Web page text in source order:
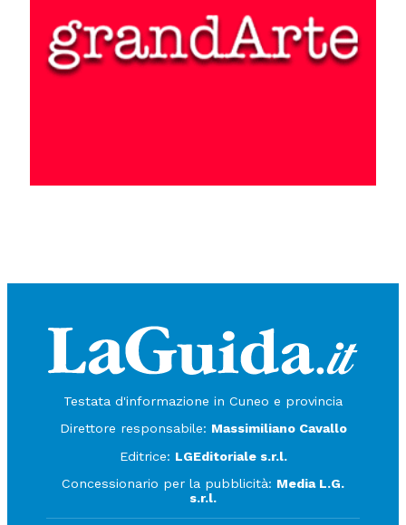
Testata d'informazione in Cuneo e provincia
Direttore responsabile: Massimiliano Cavallo
Editrice: LGEditoriale s.r.l.
Concessionario per la pubblicità: Media L.G.
s.r.l.